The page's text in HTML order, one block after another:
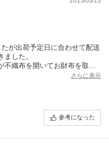
が出荷予定日に合わせて配送
した。
織布を開いてお財布を取り
思わず声をあげてしまいまし
左側に黒い部分が多めでもう
良かったなとは思いました
たのでおおむね満足です。
だといいかなという所でした
さらに表示
参考になった